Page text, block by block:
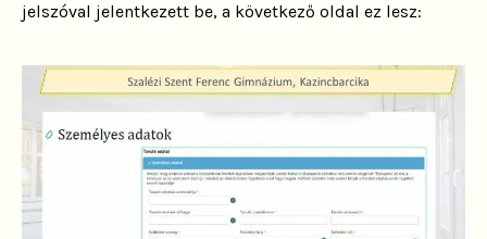
jelszóval jelentkezett be, a következő oldal ez lesz: